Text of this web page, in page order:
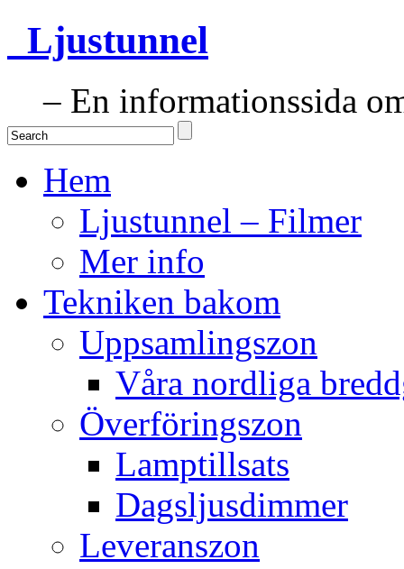
Ljustunnel
– En informationssida
Hem
Ljustunnel – Filmer
Mer info
Tekniken bakom
Uppsamlingszon
Våra nordliga
Överföringszon
Lamptillsats
Dagsljusdimmer
Leveranszon